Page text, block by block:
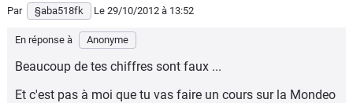
Par §aba518fk Le 29/10/2012 à 13:52
En réponse à Anonyme
Beaucoup de tes chiffres sont faux ...
Et c'est pas à moi que tu vas faire un cours sur la Mondeo